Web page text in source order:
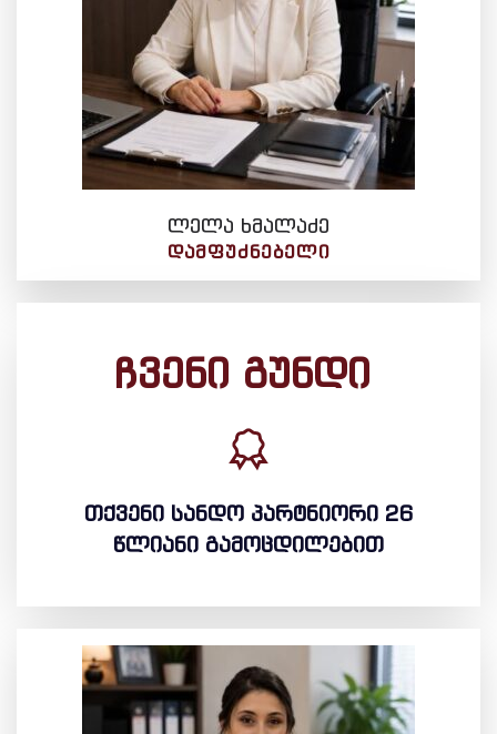
ლელა ხმალაძე
ᲓᲐᲛᲤᲣᲫᲜᲔᲑᲔᲚᲘ
ჩვენი გუნდი
თქვენი სანდო პარტნიორი 26
წლიანი გამოცდილებით